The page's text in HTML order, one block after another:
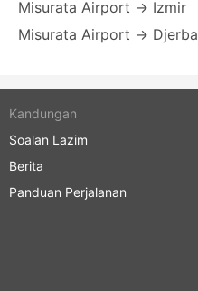
Misurata Airport → Izmir
Misurata Airport → Djerba
Kandungan
Soalan Lazim
Berita
Panduan Perjalanan